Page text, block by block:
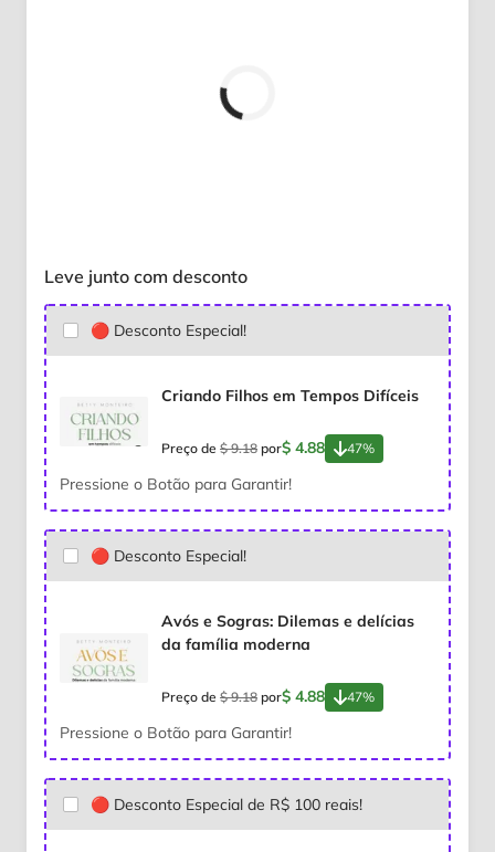
Leve junto com desconto
🔴 Desconto Especial!
Criando Filhos em Tempos Difíceis
Preço de $ 9.18 por$ 4.88 47%
Pressione o Botão para Garantir!
🔴 Desconto Especial!
Avós e Sogras: Dilemas e delícias
da família moderna
Preço de $ 9.18 por$ 4.88 47%
Pressione o Botão para Garantir!
🔴 Desconto Especial de R$ 100 reais!